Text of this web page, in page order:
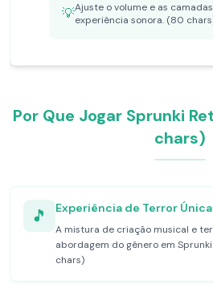
💡Ajuste o volume e as
experiência sonora. (80
Por Que Jogar Sprunki
chars)
🎵 Experiência de Terror
A mistura de criação musical e
abordagem do gênero em
chars)